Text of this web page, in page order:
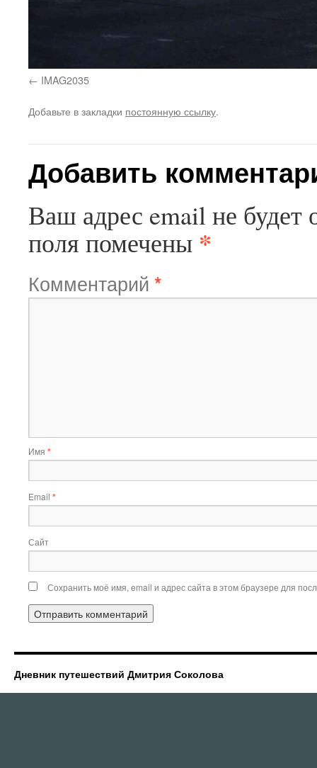
IMAG2035
Добавьте в закладки постоянную ссылку.
Добавить
Ваш адрес email не будет
поля помечены *
Комментарий *
Имя *
Email *
Сайт
Сохранить моё имя, email и адрес сайта в этом браузере для
Дневник путешествий Дмитрия Соколова